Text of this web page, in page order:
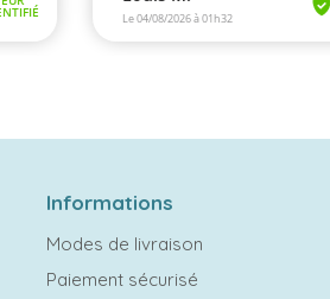
Informations
Modes de livraison
Paiement sécurisé